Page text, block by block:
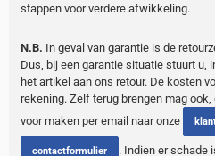
stappen voor verdere afwikkeling.
N.B. In geval van garantie is de
Dus, bij een garantie situatie stuurt u,
het artikel aan ons retour. De kosten
rekening. Zelf terug brengen mag
voor maken per email naar onze
contactformulier
. Indien er schade